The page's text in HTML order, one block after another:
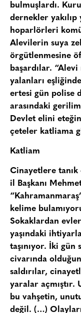
bulmuşlardı.
dernekler yakılıp
hoparlörleri
Alevilerin suya
örgütlenmesine
başardılar.
yalanları
ertesi gün polise
arasındaki
Devlet elini
çeteler katliama
Katliam
Cinayetlere
il Başkanı
kelime
Sokaklardan
yaşındaki
taşınıyor. İki gün
civarında
saldırılar,
yaralar açmıştır.
bu vahşetin,
değil. (…)